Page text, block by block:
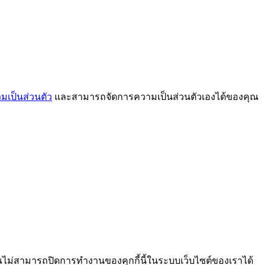
เป็นส่วนตัว และสามารถจัดการความเป็นส่วนตัวเองได้ของคุณ
สามารถปิดการทำงานของคุกกี้นี้ในระบบเว็บไซต์ของเราได้